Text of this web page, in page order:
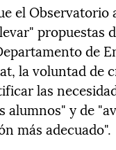
el
propuestas
de
la voluntad de
las
alumnos" y de
más adecuado".